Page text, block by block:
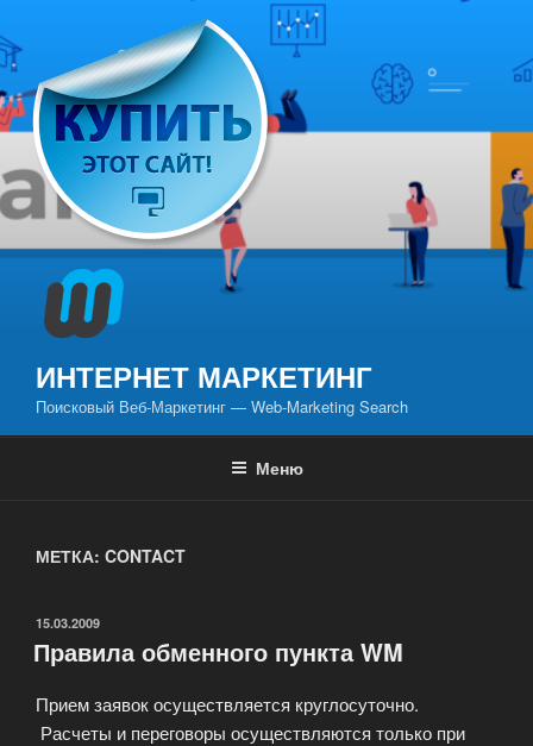
к
содержимому
ИНТЕРНЕТ МАРКЕТИНГ
Поисковый Веб-Маркетинг — Web-Marketing Search
Меню
МЕТКА: CONTACT
ОПУБЛИКОВАНО
15.03.2009
Правила обменного пункта WM
Прием заявок осуществляется круглосуточно.
Расчеты и переговоры осуществляются только при